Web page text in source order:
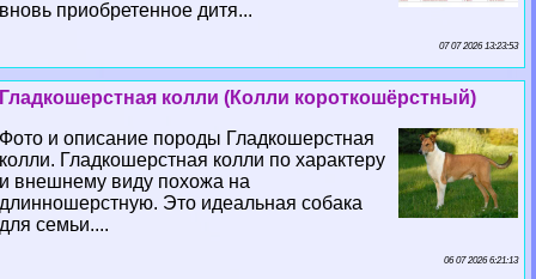
вновь приобретенное дитя...
07 07 2026 13:23:53
Гладкошерстная колли (Колли короткошёрстный)
Фото и описание породы Гладкошерстная
колли. Гладкошерстная колли по хаpaктеру
и внешнему виду похожа на
длинношерстную. Это идеальная собака
для семьи....
06 07 2026 6:21:13